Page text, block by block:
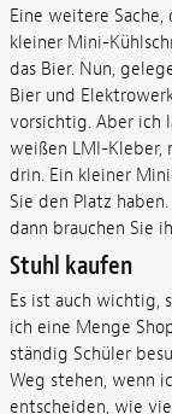
Eine weitere
kleiner Mini-
das Bier. Nun,
Bier und
vorsichtig. Aber ich
weißen LMI-Kleber,
drin. Ein kleiner
Sie den Platz
dann brauchen Sie
Stuhl kaufen
Es ist auch wichtig,
ich eine Menge
ständig Schüler
Weg stehen, wenn
entscheiden, wie